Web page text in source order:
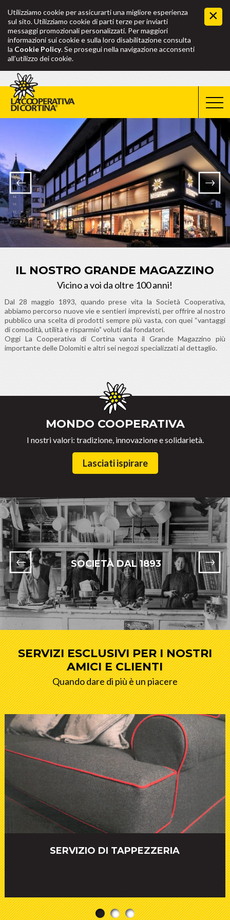
Utilizziamo cookie per assicurarti una migliore esperienza
sul sito. Utilizziamo cookie di parti terze per inviarti
messaggi promozionali personalizzati. Per maggiori
informazioni sui cookie e sulla loro disabilitazione consulta
la Cookie Policy. Se prosegui nella navigazione acconsenti
all’utilizzo dei cookie.
IL NOSTRO GRANDE MAGAZZINO
Vicino a voi da oltre 100 anni!
Dal 28 maggio 1893, quando prese vita la Società Cooperativa,
abbiamo percorso nuove vie e sentieri imprevisti, per offrire al nostro
pubblico una scelta di prodotti sempre più vasta, con quei “vantaggi
di comodità, utilità e risparmio” voluti dai fondatori.
Oggi La Cooperativa di Cortina vanta il Grande Magazzino più
importante delle Dolomiti e altri sei negozi specializzati al dettaglio.
MONDO COOPERATIVA
I nostri valori: tradizione, innovazione e solidarietà.
Lasciati ispirare
SOCIETÀ DAL 1893
SERVIZI ESCLUSIVI PER I NOSTRI
AMICI E CLIENTI
Quando dare di più è un piacere
SERVIZIO DI TAPPEZZERIA